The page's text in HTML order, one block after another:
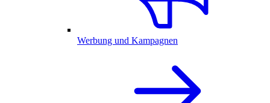
Werbung und Kampagnen